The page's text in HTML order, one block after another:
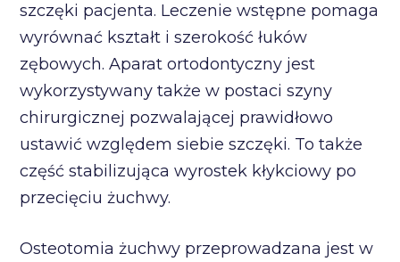
szczęki pacjenta. Leczenie wstępne pomaga
wyrównać kształt i szerokość łuków
zębowych. Aparat ortodontyczny jest
wykorzystywany także w postaci szyny
chirurgicznej pozwalającej prawidłowo
ustawić względem siebie szczęki. To także
część stabilizująca wyrostek kłykciowy po
przecięciu żuchwy.
Osteotomia żuchwy przeprowadzana jest w